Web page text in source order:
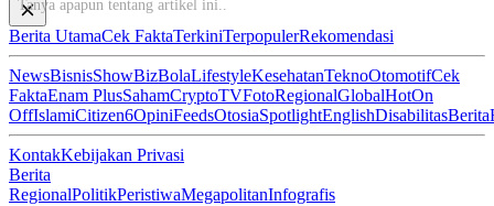
Tanya apapun tentang artik
Berita UtamaCek FaktaTerkiniTerpopulerRekomendasi
NewsBisnisShowBizBolaLifestyleKesehatanTeknoOtomotifCek
FaktaEnam PlusSahamCryptoTVFotoRegionalGlobalHotOn
OffIslamiCitizen6OpiniFeedsOtosiaSpotlightEnglishDisabilitasBerita
KontakKebijakan Privasi
Berita
RegionalPolitikPeristiwaMegapolitanInfografis